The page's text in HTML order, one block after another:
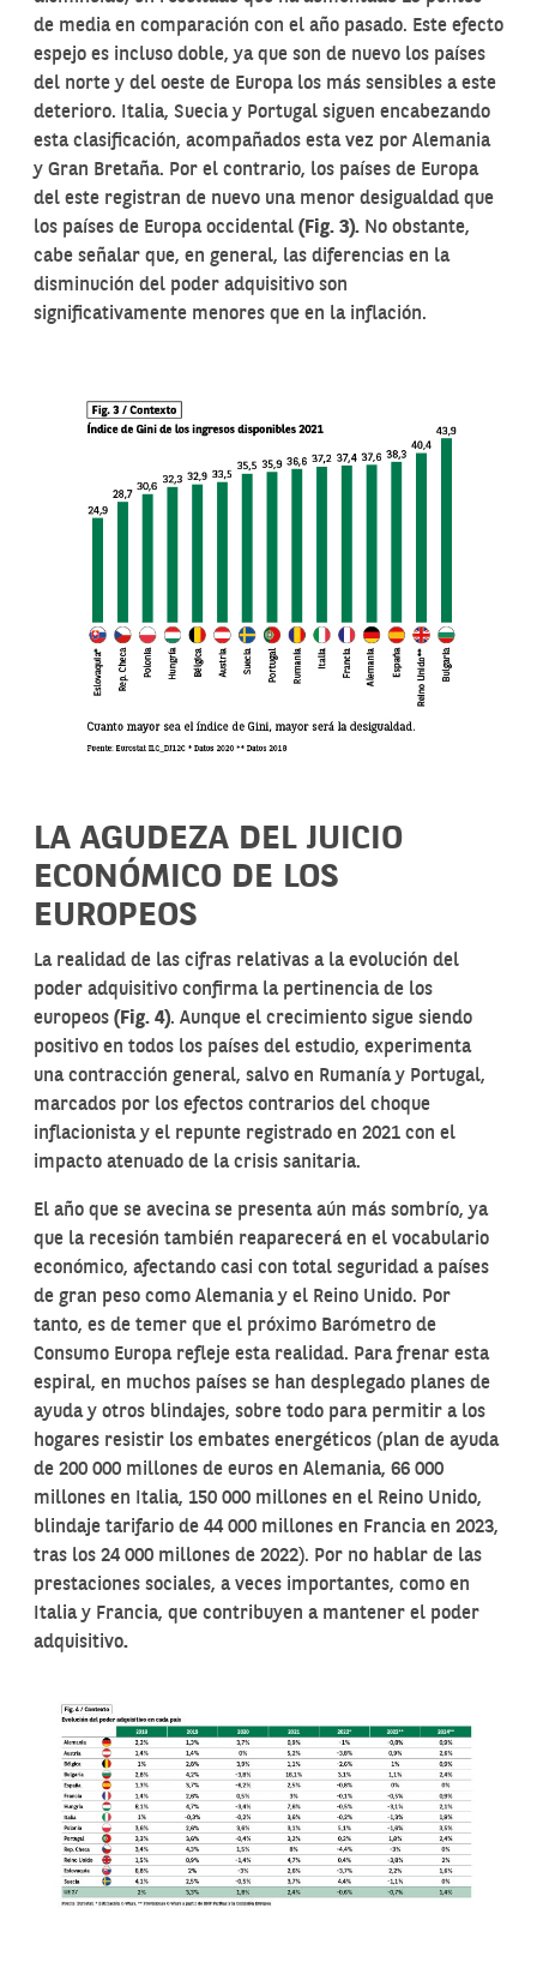
de media en comparación con el año pasado. Este efecto
espejo es incluso doble, ya que son de nuevo los países
del norte y del oeste de Europa los más sensibles a este
deterioro. Italia, Suecia y Portugal siguen encabezando
esta clasificación, acompañados esta vez por Alemania
y Gran Bretaña. Por el contrario, los países de Europa
del este registran de nuevo una menor desigualdad que
los países de Europa occidental (Fig. 3). No obstante,
cabe señalar que, en general, las diferencias en la
disminución del poder adquisitivo son
significativamente menores que en la inflación.
LA AGUDEZA DEL JUICIO
ECONÓMICO DE LOS
EUROPEOS
La realidad de las cifras relativas a la evolución del
poder adquisitivo confirma la pertinencia de los
europeos (Fig. 4). Aunque el crecimiento sigue siendo
positivo en todos los países del estudio, experimenta
una contracción general, salvo en Rumanía y Portugal,
marcados por los efectos contrarios del choque
inflacionista y el repunte registrado en 2021 con el
impacto atenuado de la crisis sanitaria.
El año que se avecina se presenta aún más sombrío, ya
que la recesión también reaparecerá en el vocabulario
económico, afectando casi con total seguridad a países
de gran peso como Alemania y el Reino Unido. Por
tanto, es de temer que el próximo Barómetro de
Consumo Europa refleje esta realidad. Para frenar esta
espiral, en muchos países se han desplegado planes de
ayuda y otros blindajes, sobre todo para permitir a los
hogares resistir los embates energéticos (plan de ayuda
de 200 000 millones de euros en Alemania, 66 000
millones en Italia, 150 000 millones en el Reino Unido,
blindaje tarifario de 44 000 millones en Francia en 2023,
tras los 24 000 millones de 2022). Por no hablar de las
prestaciones sociales, a veces importantes, como en
Italia y Francia, que contribuyen a mantener el poder
adquisitivo.